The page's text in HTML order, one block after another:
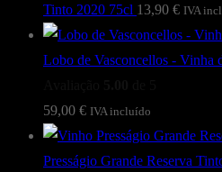
Tinto 2020 75cl 13,90 € IVA
Lobo de Vasconcellos - Vinha
59,00 € IVA incluído
Presságio Grande Reserva